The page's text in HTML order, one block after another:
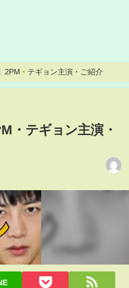
2PM・テギョン主演・ご紹介
・テギョン主演・